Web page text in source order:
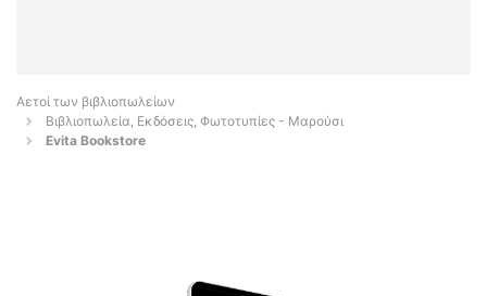
Αετοί των βιβλιοπωλείων
Βιβλιοπωλεία, Εκδόσεις, Φωτοτυπίες - Μαρούσι
Evita Bookstore